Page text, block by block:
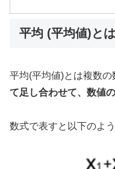
平均 (平均値)とは
平均(平均値)とは複数の
て足し合わせて、数値
数式で表すと以下のよ